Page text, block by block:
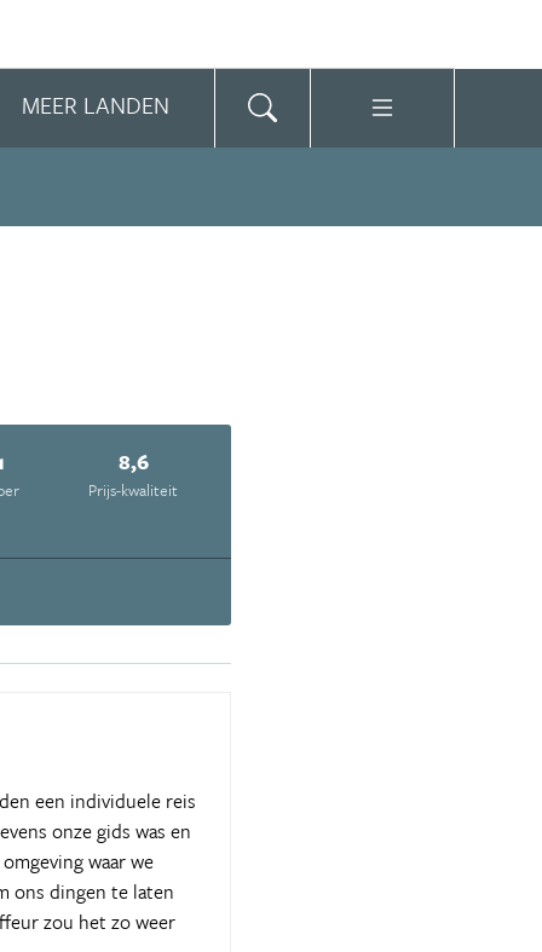
MEER LANDEN
8,6
Prijs-kwaliteit
een individuele reis
onze gids was en
waar we
ons dingen te laten
zou het zo weer